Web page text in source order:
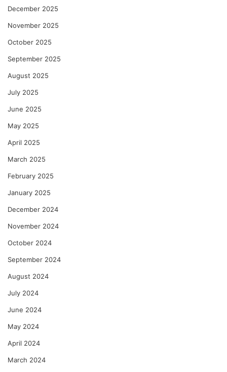
December 2025
November 2025
October 2025
September 2025
August 2025
July 2025
June 2025
May 2025
April 2025
March 2025
February 2025
January 2025
December 2024
November 2024
October 2024
September 2024
August 2024
July 2024
June 2024
May 2024
April 2024
March 2024